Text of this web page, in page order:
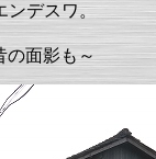
ンデスワ。
の面影も～